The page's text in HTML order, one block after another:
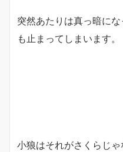
突然あたりは真っ暗に
も止まってしまいます。
小狼はそれがさくらじ